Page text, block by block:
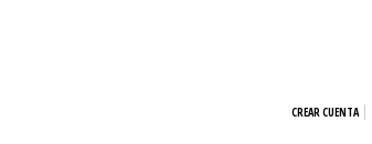
CREAR CUENTA